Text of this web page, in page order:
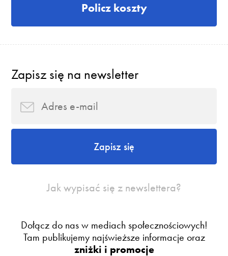
Policz koszty
Zapisz się na newsletter
Zapisz się
Jak wypisać się z newslettera?
Dołącz do nas w mediach społecznościowych!
Tam publikujemy najświeższe informacje oraz
zniżki i promocje